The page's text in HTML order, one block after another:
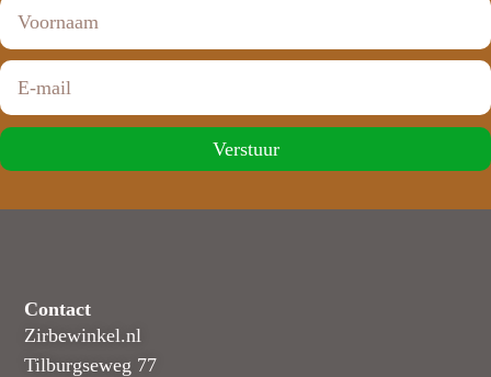
Verstuur
Contact
Zirbewinkel.nl
Tilburgseweg 77